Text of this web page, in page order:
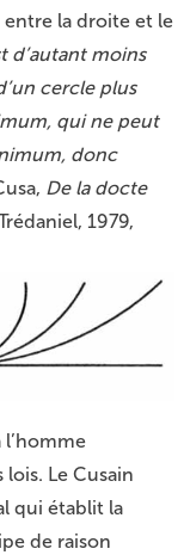
la droite et le
d’autant moins
cercle plus
qui ne peut
donc
De la docte
1979,
l’homme
Le Cusain
qui établit la
de raison